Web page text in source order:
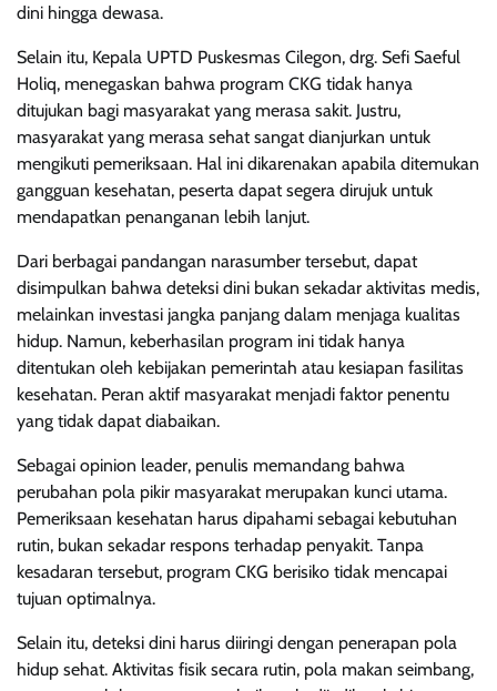
dini hingga dewasa.
Selain itu, Kepala UPTD Puskesmas Cilegon, drg. Sefi Saeful
Holiq, menegaskan bahwa program CKG tidak hanya
ditujukan bagi masyarakat yang merasa sakit. Justru,
masyarakat yang merasa sehat sangat dianjurkan untuk
mengikuti pemeriksaan. Hal ini dikarenakan apabila ditemukan
gangguan kesehatan, peserta dapat segera dirujuk untuk
mendapatkan penanganan lebih lanjut.
Dari berbagai pandangan narasumber tersebut, dapat
disimpulkan bahwa deteksi dini bukan sekadar aktivitas medis,
melainkan investasi jangka panjang dalam menjaga kualitas
hidup. Namun, keberhasilan program ini tidak hanya
ditentukan oleh kebijakan pemerintah atau kesiapan fasilitas
kesehatan. Peran aktif masyarakat menjadi faktor penentu
yang tidak dapat diabaikan.
Sebagai opinion leader, penulis memandang bahwa
perubahan pola pikir masyarakat merupakan kunci utama.
Pemeriksaan kesehatan harus dipahami sebagai kebutuhan
rutin, bukan sekadar respons terhadap penyakit. Tanpa
kesadaran tersebut, program CKG berisiko tidak mencapai
tujuan optimalnya.
Selain itu, deteksi dini harus diiringi dengan penerapan pola
hidup sehat. Aktivitas fisik secara rutin, pola makan seimbang,